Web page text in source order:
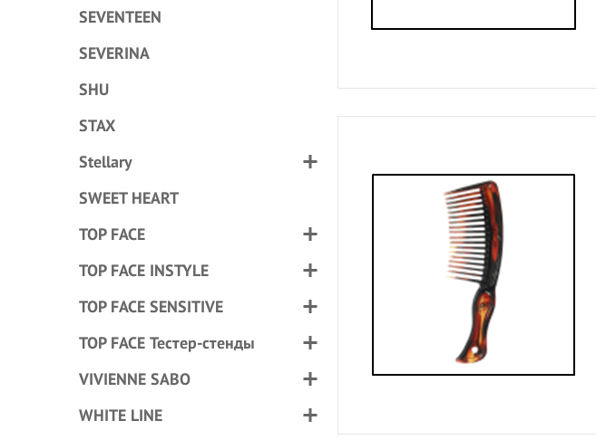
SEVENTEEN
SEVERINA
SHU
STAX
Stellary
SWEET HEART
TOP FACE
TOP FACE INSTYLE
TOP FACE SENSITIVE
TOP FACE Тестер-стенды
VIVIENNE SABO
WHITE LINE